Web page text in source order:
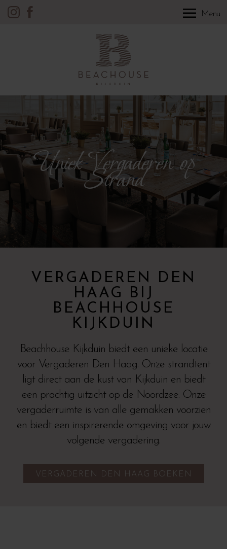
Menu
Uniek Vergaderenop
Strand
VERGADEREN DEN
HAAG BIJ
BEACHHOUSE
KIJKDUIN
Beachhouse Kijkduin biedt een unieke locatie
voor Vergaderen Den Haag. Onze strandtent
ligt direct aan de kust van Kijkduin en biedt
een prachtig uitzicht op de Noordzee. Onze
vergaderruimte is van alle gemakken voorzien
en biedt een inspirerende omgeving voor jouw
volgende vergadering.
VERGADEREN DEN HAAG BOEKEN